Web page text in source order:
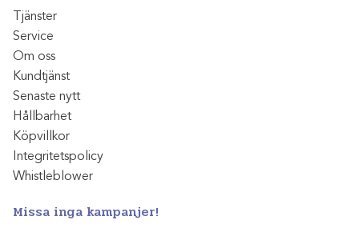
Tjänster
Service
Om oss
Kundtjänst
Senaste nytt
Hållbarhet
Köpvillkor
Integritetspolicy
Whistleblower
Missa inga kampanjer!